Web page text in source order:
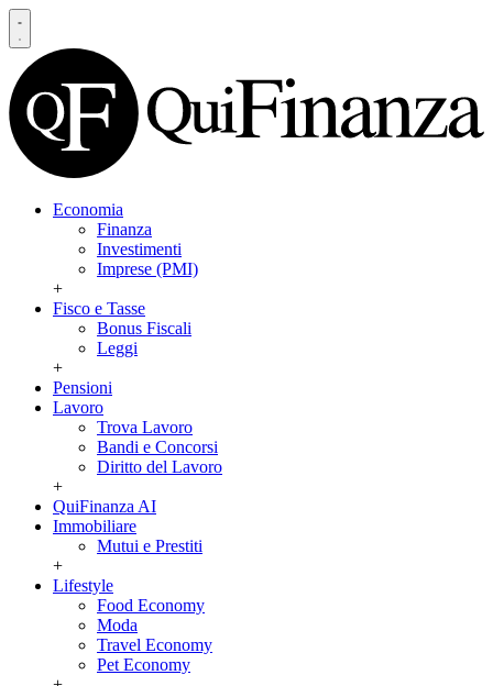
Economia
Finanza
Investimenti
Imprese (PMI)
+
Fisco e Tasse
Bonus Fiscali
Leggi
+
Pensioni
Lavoro
Trova Lavoro
Bandi e Concorsi
Diritto del Lavoro
+
QuiFinanza AI
Immobiliare
Mutui e Prestiti
+
Lifestyle
Food Economy
Moda
Travel Economy
Pet Economy